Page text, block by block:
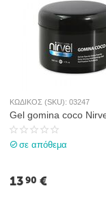
ΚΩΔΙΚΟΣ (SKU): 03247
Gel gomina coco
σε απόθεμα
1390 €